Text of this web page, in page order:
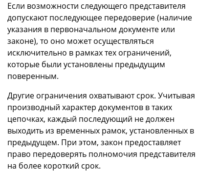
Если возможности следующего представителя
допускают последующее передоверие (наличие
указания в первоначальном документе или
законе), то оно может осуществляться
исключительно в рамках тех ограничений,
которые были установлены предыдущим
поверенным.
Другие ограничения охватывают срок. Учитывая
производный характер документов в таких
цепочках, каждый последующий не должен
выходить из временных рамок, установленных в
предыдущем. При этом, закон предоставляет
право передоверять полномочия представителя
на более короткий срок.